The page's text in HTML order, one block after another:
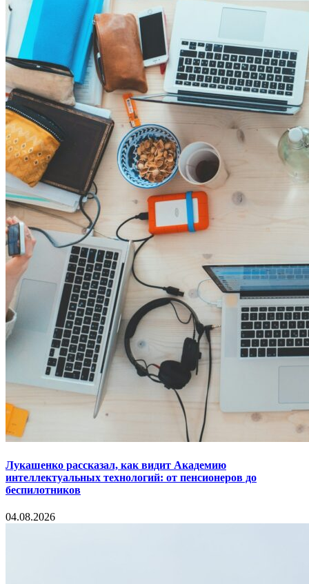
Лукашенко рассказал, как видит Академию
интеллектуальных технологий: от пенсионеров до
беспилотников
04.08.2026